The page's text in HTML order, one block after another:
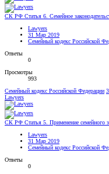
СК РФ Статья 6. Семейное
Lawyers
31 Мар 2019
Семейный кодекс Российской
Ответы
0
Просмотры
993
Семейный кодекс Российской Федерации
Lawyers
СК РФ Статья 5. Применение семейного
Lawyers
31 Мар 2019
Семейный кодекс Российской
Ответы
0